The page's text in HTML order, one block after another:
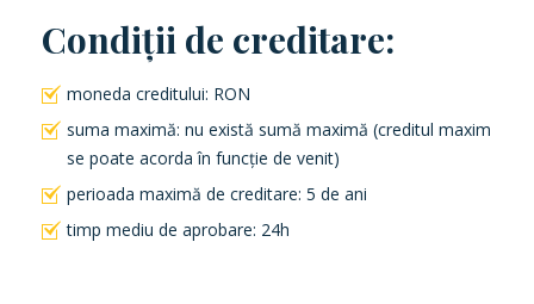
Condiții de creditare:
moneda creditului: RON
suma maximă: nu există sumă maximă (creditul maxim
se poate acorda în funcție de venit)
perioada maximă de creditare: 5 de ani
timp mediu de aprobare: 24h